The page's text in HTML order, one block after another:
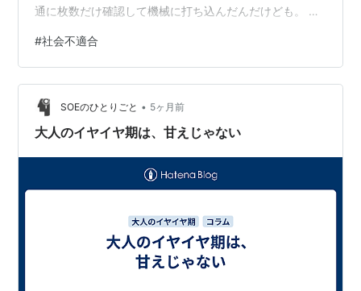
通に枚数だけ確認して機械に打ち込んだんだけども。 こ
ことはできるってこと。 何が言いたいかって言うと、こ
んなデカいタイトル打ったのには、そんな特に深い理由
はなくて、こんな私でも頑張ってるんだから皆頑張れ、
って言うよりも、 まじで私無能すぎて、今ニートしてる
人達の誰よりも無能すぎてホントなんで生きてるんだろ
#社会不適合
SOEのひとりごと • 5ヶ月前
大人のイヤイヤ期は、甘えじゃない